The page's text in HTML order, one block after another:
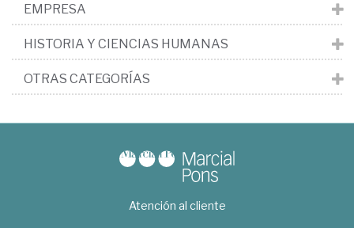
EMPRESA
HISTORIA Y CIENCIAS HUMANAS
OTRAS CATEGORÍAS
Atención al cliente